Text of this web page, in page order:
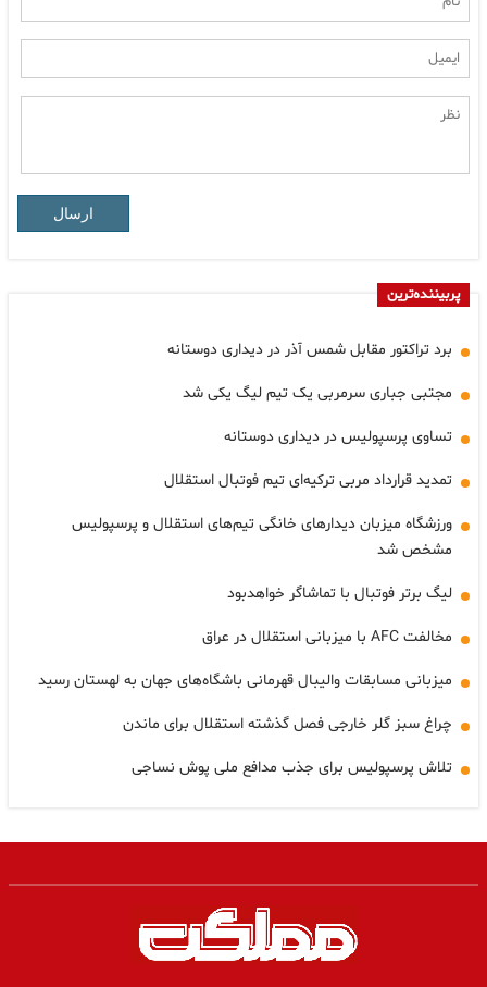
ارسال
پربیننده‌ترین
برد تراکتور مقابل شمس آذر در دیداری دوستانه
مجتبی جباری سرمربی یک تیم لیگ یکی شد
تساوی پرسپولیس در دیداری دوستانه
تمدید قرارداد مربی ترکیه‌ای تیم فوتبال استقلال
ورزشگاه میزبان دیدارهای خانگی تیم‌های استقلال و پرسپولیس
مشخص شد
لیگ برتر فوتبال با تماشاگر خواهدبود
مخالفت AFC با میزبانی استقلال در عراق
میزبانی مسابقات والیبال قهرمانی باشگاه‌های جهان به لهستان رسید
چراغ سبز گلر خارجی فصل گذشته استقلال برای ماندن
تلاش پرسپولیس برای جذب مدافع ملی پوش نساجی